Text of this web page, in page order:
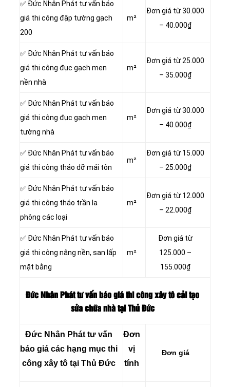
✅ Đức Nhân Phát tư vấn báo
giá thi công đập tường gạch
200
m²
Đơn giá từ 30.000
– 40.000₫
✅ Đức Nhân Phát tư vấn báo
giá thi công đục gạch men
nền nhà
m²
Đơn giá từ 25.000
– 35.000₫
✅ Đức Nhân Phát tư vấn báo
giá thi công đục gạch men
tường nhà
m²
Đơn giá từ 30.000
– 40.000₫
✅ Đức Nhân Phát tư vấn báo
giá thi công tháo dỡ mái tôn
m²
Đơn giá từ 15.000
– 25.000₫
✅ Đức Nhân Phát tư vấn báo
giá thi công tháo trần la
phông các loại
m²
Đơn giá từ 12.000
– 22.000₫
✅ Đức Nhân Phát tư vấn báo
giá thi công nâng nền, san lấp
mặt bằng
m²
Đơn giá từ
125.000 –
155.000₫
Đức Nhân Phát tư vấn báo giá thi công xây tô cải tạo
sửa chữa nhà tại Thủ Đức
Đức Nhân Phát tư vấn
báo giá các hạng mục thi
công xây tô tại Thủ Đức
Đơn
vị
tính
Đơn giá